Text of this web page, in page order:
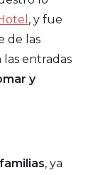
, y fue
de las
las entradas
y
, ya